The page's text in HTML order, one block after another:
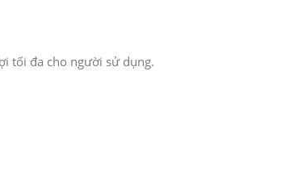
tối đa cho người sử dụng.